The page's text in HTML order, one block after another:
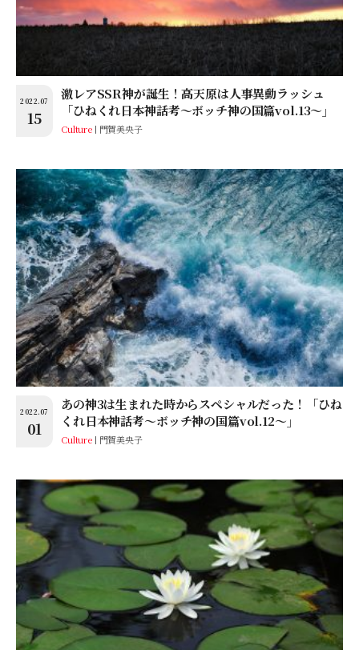
2022.07
15
激レアSSR神が誕生！高天原は人事異動ラッシュ
「ひねくれ日本神話考〜ボッチ神の国篇vol.13〜」
Culture 門賀美央子
2022.07
01
あの神3は生まれた時からスペシャルだった！「ひね
くれ日本神話考〜ボッチ神の国篇vol.12〜」
Culture 門賀美央子